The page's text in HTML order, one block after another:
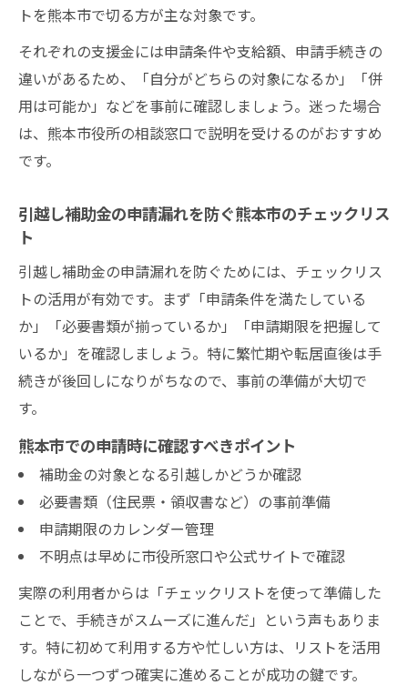
トを熊本市で切る方が主な対象です。
それぞれの支援金には申請条件や支給額、申請手続きの
違いがあるため、「自分がどちらの対象になるか」「併
用は可能か」などを事前に確認しましょう。迷った場合
は、熊本市役所の相談窓口で説明を受けるのがおすすめ
です。
引越し補助金の申請漏れを防ぐ熊本市のチェックリス
ト
引越し補助金の申請漏れを防ぐためには、チェックリス
トの活用が有効です。まず「申請条件を満たしている
か」「必要書類が揃っているか」「申請期限を把握して
いるか」を確認しましょう。特に繁忙期や転居直後は手
続きが後回しになりがちなので、事前の準備が大切で
す。
熊本市での申請時に確認すべきポイント
補助金の対象となる引越しかどうか確認
必要書類（住民票・領収書など）の事前準備
申請期限のカレンダー管理
不明点は早めに市役所窓口や公式サイトで確認
実際の利用者からは「チェックリストを使って準備した
ことで、手続きがスムーズに進んだ」という声もありま
す。特に初めて利用する方や忙しい方は、リストを活用
しながら一つずつ確実に進めることが成功の鍵です。